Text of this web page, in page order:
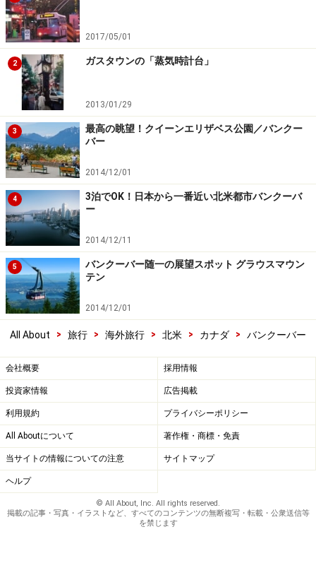
2017/05/01
2 ガスタウンの「蒸気時計台」
2013/01/29
3
最高の眺望！クイーンエリザベス公園／バンクー
バー
2014/12/01
4
3泊でOK！日本から一番近い北米都市バンクーバ
ー
2014/12/11
5
バンクーバー随一の展望スポット グラウスマウン
テン
2014/12/01
All About > 旅行 > 海外旅行 > 北米 > カナダ > バンクーバー
会社概要 採用情報
投資家情報 広告掲載
利用規約 プライバシーポリシー
All Aboutについて 著作権・商標・免責
当サイトの情報についての注意 サイトマップ
ヘルプ
© All About, Inc. All rights reserved.
掲載の記事・写真・イラストなど、すべてのコンテンツの無断複写・転載・公衆送信等
を禁じます